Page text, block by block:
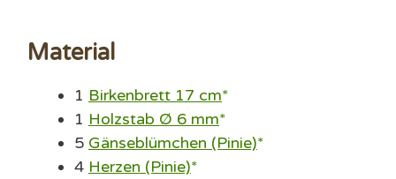
Material
1 Birkenbrett 17 cm
1 Holzstab Ø 6 mm
5 Gänseblümchen (Pinie)
4 Herzen (Pinie)